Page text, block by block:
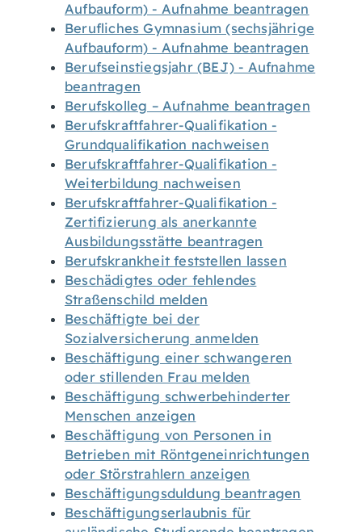
Aufbauform) - Aufnahme beantragen
Berufliches Gymnasium (sechsjährige
Aufbauform) - Aufnahme beantragen
Berufseinstiegsjahr (BEJ) - Aufnahme
beantragen
Berufskolleg – Aufnahme beantragen
Berufskraftfahrer-Qualifikation -
Grundqualifikation nachweisen
Berufskraftfahrer-Qualifikation -
Weiterbildung nachweisen
Berufskraftfahrer-Qualifikation -
Zertifizierung als anerkannte
Ausbildungsstätte beantragen
Berufskrankheit feststellen lassen
Beschädigtes oder fehlendes
Straßenschild melden
Beschäftigte bei der
Sozialversicherung anmelden
Beschäftigung einer schwangeren
oder stillenden Frau melden
Beschäftigung schwerbehinderter
Menschen anzeigen
Beschäftigung von Personen in
Betrieben mit Röntgeneinrichtungen
oder Störstrahlern anzeigen
Beschäftigungsduldung beantragen
Beschäftigungserlaubnis für